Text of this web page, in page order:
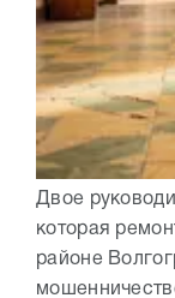
Двое
которая
районе